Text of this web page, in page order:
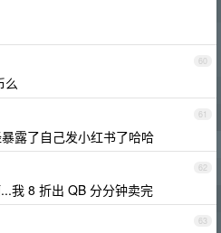
60
么
61
露了自己发小红书了哈哈
62
我 8 折出 QB 分分钟卖完
63